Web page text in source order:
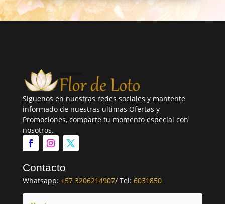
Siguenos en nuestras redes sociales y mantente
informado de nuestras ultimas Ofertas y
Promociones, comparte tu momento especial con
nosotros.
Contacto
Whatsapp: +57 3206214907/ Tel: 6031850